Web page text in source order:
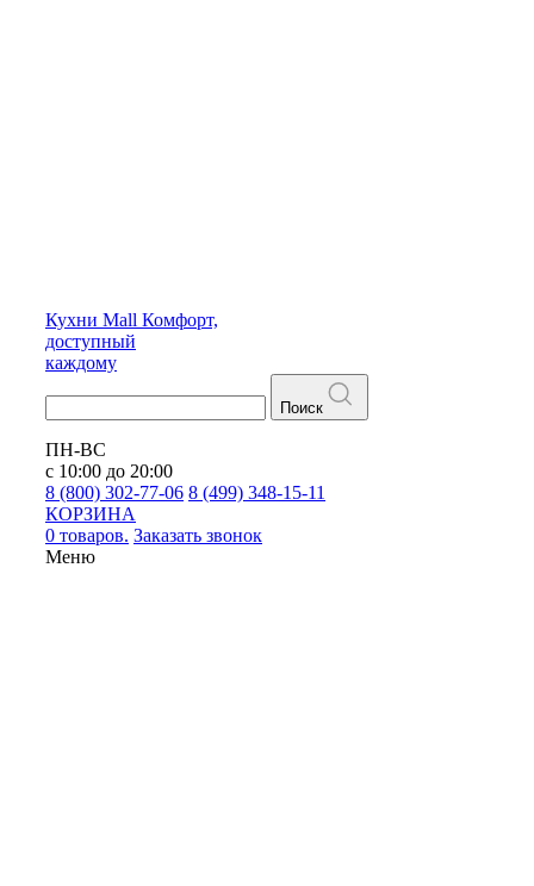
Кухни Mall Комфорт,
доступный
каждому
Поиск
ПН-ВС
с 10:00 до 20:00
8 (800) 302-77-06 8 (499) 348-15-11
КОРЗИНА
0 товаров. Заказать звонок
Меню